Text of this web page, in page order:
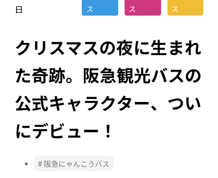
日
ス
ス
ス
クリスマスの夜に生まれ
た奇跡。阪急観光バスの
公式キャラクター、つい
にデビュー！
阪急にゃんこうバス